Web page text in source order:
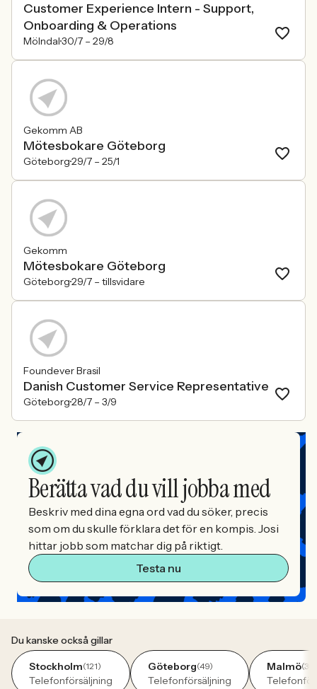
Customer Experience Intern - Support,
Onboarding & Operations
Mölndal30/7 – 29/8
Gekomm AB
Mötesbokare Göteborg
Göteborg29/7 – 25/1
Gekomm
Mötesbokare Göteborg
Göteborg29/7 – tillsvidare
Foundever Brasil
Danish Customer Service Representative
Göteborg28/7 – 3/9
Berätta vad du vill jobba med
Beskriv med dina egna ord vad du söker, precis
som om du skulle förklara det för en kompis. Josi
hittar jobb som matchar dig på riktigt.
Testa nu
Du kanske också gillar
Stockholm(121)
Telefonförsäljning
Göteborg(49)
Telefonförsäljning
Malmö(30)